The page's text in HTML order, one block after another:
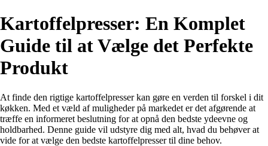
Kartoffelpresser: En Komplet
Guide til at Vælge det Perfekte
Produkt
At finde den rigtige kartoffelpresser kan gøre en verden til forskel i dit
køkken. Med et væld af muligheder på markedet er det afgørende at
træffe en informeret beslutning for at opnå den bedste ydeevne og
holdbarhed. Denne guide vil udstyre dig med alt, hvad du behøver at
vide for at vælge den bedste kartoffelpresser til dine behov.